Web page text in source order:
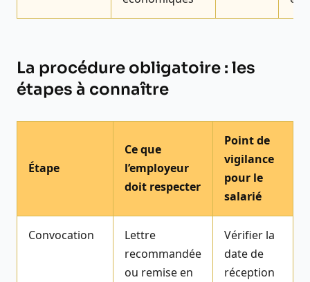
La procédure obligatoire : les
étapes à connaître
Étape
Ce que
l’employeur
doit respecter
Point de
vigilance
pour le
salarié
Convocation
Lettre
recommandée
ou remise en
Vérifier la
date de
réception